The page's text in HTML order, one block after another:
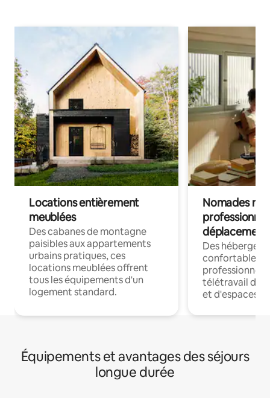
Locations entièrement
meublées
Des cabanes de montagne
paisibles aux appartements
urbains pratiques, ces
locations meublées offrent
tous les équipements d'un
logement standard.
Nomades
déplacement
Des
confortables
professionnels
télétravail
et d'espaces
Équipements et avantages des séjours
longue durée